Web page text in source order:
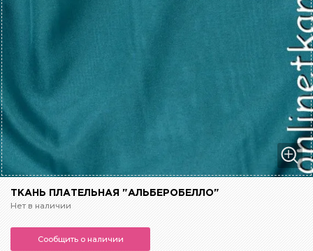
ТКАНЬ ПЛАТЕЛЬНАЯ "АЛЬБЕРОБЕЛЛО"
Нет в наличии
Сообщить о наличии